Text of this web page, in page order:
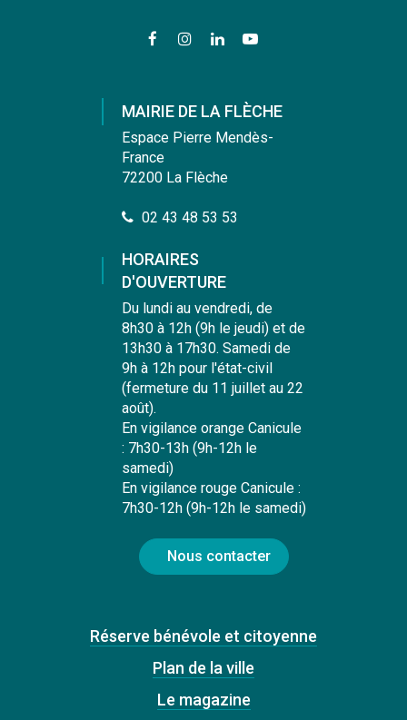
Lien
compte
Lien
compte
Lien
compte
chaîne
MAIRIE DE LA FLÈCHE
Espace Pierre Mendès-
France
72200 La Flèche
02 43 48 53 53
HORAIRES
D'OUVERTURE
Du lundi au vendredi, de
8h30 à 12h (9h le jeudi) et de
13h30 à 17h30. Samedi de
9h à 12h pour l'état-civil
(fermeture du 11 juillet au 22
août).
En vigilance orange Canicule
: 7h30-13h (9h-12h le
samedi)
En vigilance rouge Canicule :
7h30-12h (9h-12h le samedi)
Nous contacter
Réserve bénévole et citoyenne
Plan de la ville
Le magazine